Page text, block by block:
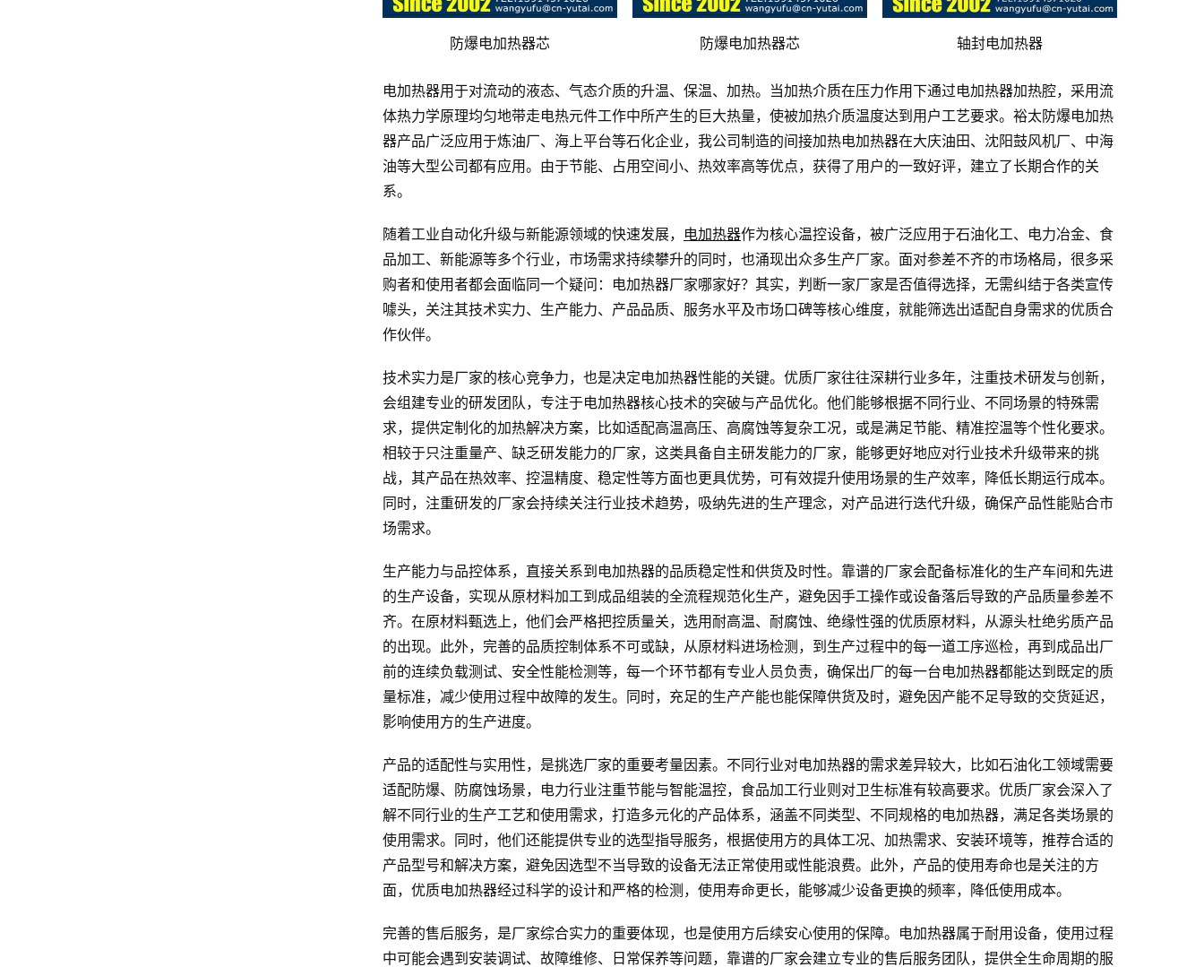
防爆电加热器芯 防爆电加热器芯 轴封电加热器
电加热器用于对流动的液态、气态介质的升温、保温、加热。当加热介质在压力作用下通过电加热器加热腔，采用流
体热力学原理均匀地带走电热元件工作中所产生的巨大热量，使被加热介质温度达到用户工艺要求。裕太防爆电加热
器产品广泛应用于炼油厂、海上平台等石化企业，我公司制造的间接加热电加热器在大庆油田、沈阳鼓风机厂、中海
油等大型公司都有应用。由于节能、占用空间小、热效率高等优点，获得了用户的一致好评，建立了长期合作的关
系。
随着工业自动化升级与新能源领域的快速发展， 电加热器作为核心温控设备，被广泛应用于石油化工、电力冶金、食
品加工、新能源等多个行业，市场需求持续攀升的同时，也涌现出众多生产厂家。面对参差不齐的市场格局，很多采
购者和使用者都会面临同一个疑问：电加热器厂家哪家好？其实，判断一家厂家是否值得选择，无需纠结于各类宣传
噱头，关注其技术实力、生产能力、产品品质、服务水平及市场口碑等核心维度，就能筛选出适配自身需求的优质合
作伙伴。
技术实力是厂家的核心竞争力，也是决定电加热器性能的关键。优质厂家往往深耕行业多年，注重技术研发与创新，
会组建专业的研发团队，专注于电加热器核心技术的突破与产品优化。他们能够根据不同行业、不同场景的特殊需
求，提供定制化的加热解决方案，比如适配高温高压、高腐蚀等复杂工况，或是满足节能、精准控温等个性化要求。
相较于只注重量产、缺乏研发能力的厂家，这类具备自主研发能力的厂家，能够更好地应对行业技术升级带来的挑
战，其产品在热效率、控温精度、稳定性等方面也更具优势，可有效提升使用场景的生产效率，降低长期运行成本。
同时，注重研发的厂家会持续关注行业技术趋势，吸纳先进的生产理念，对产品进行迭代升级，确保产品性能贴合市
场需求。
生产能力与品控体系，直接关系到电加热器的品质稳定性和供货及时性。靠谱的厂家会配备标准化的生产车间和先进
的生产设备，实现从原材料加工到成品组装的全流程规范化生产，避免因手工操作或设备落后导致的产品质量参差不
齐。在原材料甄选上，他们会严格把控质量关，选用耐高温、耐腐蚀、绝缘性强的优质原材料，从源头杜绝劣质产品
的出现。此外，完善的品质控制体系不可或缺，从原材料进场检测，到生产过程中的每一道工序巡检，再到成品出厂
前的连续负载测试、安全性能检测等，每一个环节都有专业人员负责，确保出厂的每一台电加热器都能达到既定的质
量标准，减少使用过程中故障的发生。同时，充足的生产产能也能保障供货及时，避免因产能不足导致的交货延迟，
影响使用方的生产进度。
产品的适配性与实用性，是挑选厂家的重要考量因素。不同行业对电加热器的需求差异较大，比如石油化工领域需要
适配防爆、防腐蚀场景，电力行业注重节能与智能温控，食品加工行业则对卫生标准有较高要求。优质厂家会深入了
解不同行业的生产工艺和使用需求，打造多元化的产品体系，涵盖不同类型、不同规格的电加热器，满足各类场景的
使用需求。同时，他们还能提供专业的选型指导服务，根据使用方的具体工况、加热需求、安装环境等，推荐合适的
产品型号和解决方案，避免因选型不当导致的设备无法正常使用或性能浪费。此外，产品的使用寿命也是关注的方
面，优质电加热器经过科学的设计和严格的检测，使用寿命更长，能够减少设备更换的频率，降低使用成本。
完善的售后服务，是厂家综合实力的重要体现，也是使用方后续安心使用的保障。电加热器属于耐用设备，使用过程
中可能会遇到安装调试、故障维修、日常保养等问题，靠谱的厂家会建立专业的售后服务团队，提供全生命周期的服